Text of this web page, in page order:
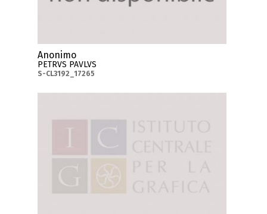
Anonimo
PETRVS PAVLVS
S-CL3192_17265